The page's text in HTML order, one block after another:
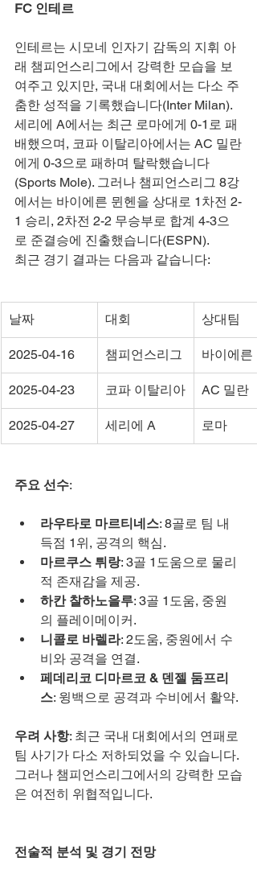
FC 인테르
인테르는 시모네 인자기 감독의 지휘 아
래 챔피언스리그에서 강력한 모습을 보
여주고 있지만, 국내 대회에서는 다소 주
춤한 성적을 기록했습니다(Inter Milan).
세리에 A에서는 최근 로마에게 0-1로 패
배했으며, 코파 이탈리아에서는 AC 밀란
에게 0-3으로 패하며 탈락했습니다
(Sports Mole). 그러나 챔피언스리그 8강
에서는 바이에른 뮌헨을 상대로 1차전 2-
1 승리, 2차전 2-2 무승부로 합계 4-3으
로 준결승에 진출했습니다(ESPN).
최근 경기 결과는 다음과 같습니다:
날짜 대회 상대팀
2025-04-16 챔피언스리그 바이에른
2025-04-23 코파 이탈리아 AC 밀란
2025-04-27 세리에 A 로마
주요 선수:
라우타로 마르티네스: 8골로 팀 내
득점 1위, 공격의 핵심.
마르쿠스 튀랑: 3골 1도움으로 물리
적 존재감을 제공.
하칸 찰하노을루: 3골 1도움, 중원
의 플레이메이커.
니콜로 바렐라: 2도움, 중원에서 수
비와 공격을 연결.
페데리코 디마르코 & 덴젤 둠프리
스: 윙백으로 공격과 수비에서 활약.
우려 사항: 최근 국내 대회에서의 연패로
팀 사기가 다소 저하되었을 수 있습니다.
그러나 챔피언스리그에서의 강력한 모습
은 여전히 위협적입니다.
전술적 분석 및 경기 전망